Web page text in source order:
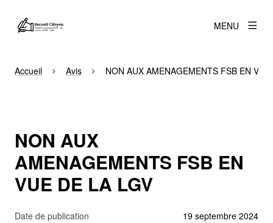
MENU
Accueil Avis NON AUX AMENAGEMENTS FSB EN VUE
NON AUX
AMENAGEMENTS FSB EN
VUE DE LA LGV
Date de publication 19 septembre 2024